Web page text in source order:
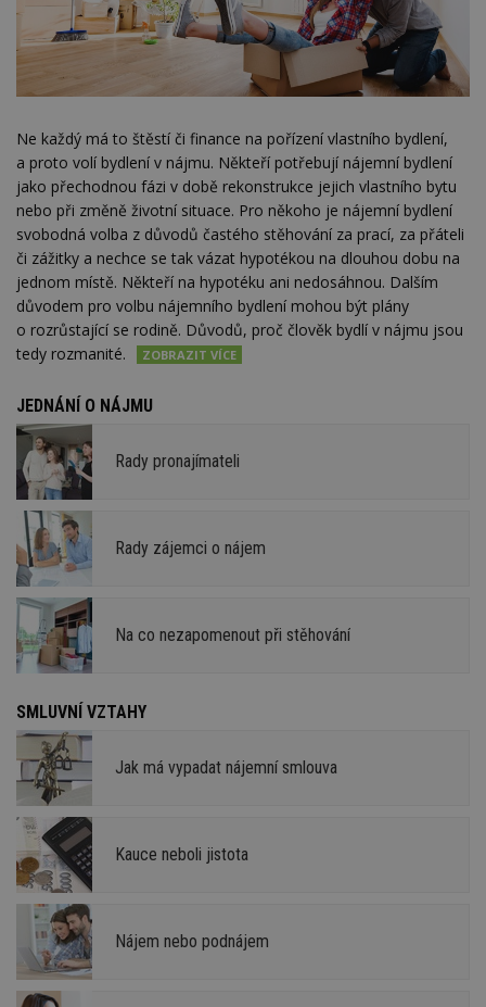
Ne každý má to štěstí či finance na pořízení vlastního bydlení,
a proto volí bydlení v nájmu. Někteří potřebují nájemní bydlení
jako přechodnou fázi v době rekonstrukce jejich vlastního bytu
nebo při změně životní situace. Pro někoho je nájemní bydlení
svobodná volba z důvodů častého stěhování za prací, za přáteli
či zážitky a nechce se tak vázat hypotékou na dlouhou dobu na
jednom místě. Někteří na hypotéku ani nedosáhnou. Dalším
důvodem pro volbu nájemního bydlení mohou být plány
o rozrůstající se rodině. Důvodů, proč člověk bydlí v nájmu jsou
tedy rozmanité.
JEDNÁNÍ O NÁJMU
Rady pronajímateli
Rady zájemci o nájem
Na co nezapomenout při stěhování
SMLUVNÍ VZTAHY
Jak má vypadat nájemní smlouva
Kauce neboli jistota
Nájem nebo podnájem